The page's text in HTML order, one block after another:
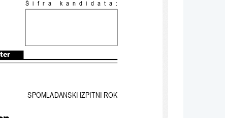
SPOMLADANSKI IZPITNI ROK
Šifra kandidata: